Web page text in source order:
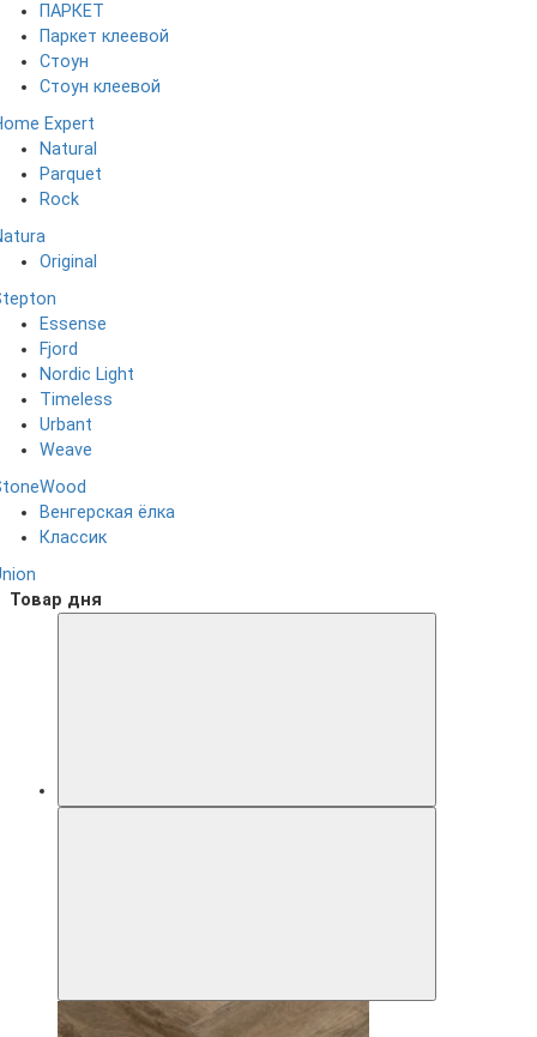
ПАРКЕТ
Паркет клеевой
Стоун
Стоун клеевой
Expert
Natural
Parquet
Rock
Original
Essense
Fjord
Nordic Light
Timeless
Urbant
Weave
Венгерская ёлка
Классик
Товар дня